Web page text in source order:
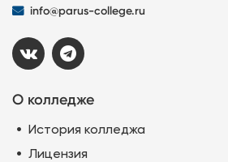
info@parus-college.ru
О колледже
История колледжа
Лицензия